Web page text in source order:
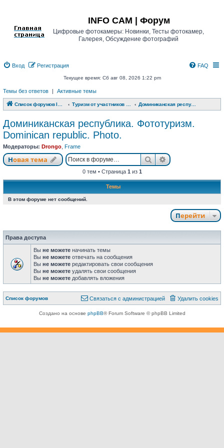
INFO CAM | Форум
Цифровые фотокамеры: Новинки, Тесты фотокамер,
Галерея, Обсуждение фотографий
Вход Регистрация FAQ
Текущее время: Сб авг 08, 2026 1:22 pm
Темы без ответов | Активные темы
Список форумов INFO CAM | Форум Доминиканская республика. Фототуризм. Dominican republic. Photo.
Доминиканская республика. Фототуризм.
Dominican republic. Photo.
Модераторы: Drongo Frame
Новая тема
Новая тема ПоискРасширенный
0 тем • Страница 1 из 1
Темы
В этом форуме нет сообщений.
Перейти
Права доступа
Вы не можете начинать темы
Вы не можете отвечать на сообщения
Вы не можете редактировать свои сообщения
Вы не можете удалять свои сообщения
Вы не можете добавлять вложения
Список форумов Удалить cookies
Связаться с
Связаться с администрацией
Создано на основе phpBB® Forum Software © phpBB Limited